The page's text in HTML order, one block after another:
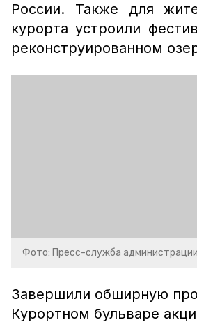
России. Также для
курорта устроили
реконструированном
Фото: Пресс-служба
Завершили обширную
Курортном бульваре